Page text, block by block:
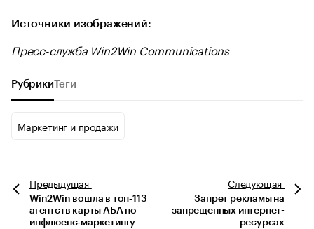
Источники изображений:
Пресс-служба Win2Win Communications
Рубрики Теги
Маркетинг и продажи
Предыдущая
Win2Win вошла в топ‑113
агентств карты АБА по
инфлюенс‑маркетингу
Следующая
Запрет рекламы на
запрещенных интернет-
ресурсах